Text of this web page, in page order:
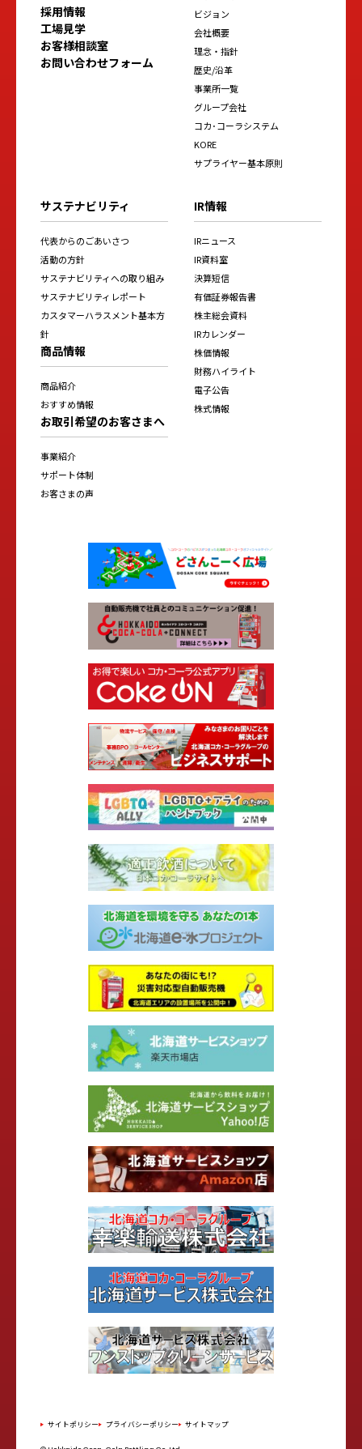
採用情報
工場見学
お客様相談室
お問い合わせフォーム
ビジョン
会社概要
理念・指針
歴史/沿革
事業所一覧
グループ会社
コカ･コーラシステム
KORE
サプライヤー基本原則
サステナビリティ
代表からのごあいさつ
活動の方針
サステナビリティへの取り組み
サステナビリティレポート
カスタマーハラスメント基本方
針
商品情報
商品紹介
おすすめ情報
お取引希望のお客さまへ
事業紹介
サポート体制
お客さまの声
IR情報
IRニュース
IR資料室
決算短信
有価証券報告書
株主総会資料
IRカレンダー
株価情報
財務ハイライト
電子公告
株式情報
サイトポリシー プライバシーポリシー サイトマップ